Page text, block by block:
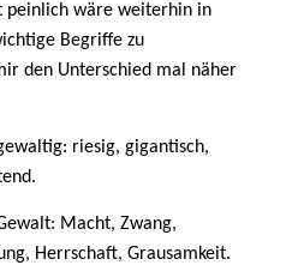
peinlich wäre weiterhin in
Begriffe zu
den Unterschied mal näher
riesig, gigantisch,
Macht, Zwang,
Herrschaft, Grausamkeit.